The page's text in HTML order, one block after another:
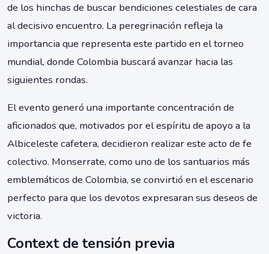
de los hinchas de buscar bendiciones celestiales de cara
al decisivo encuentro. La peregrinación refleja la
importancia que representa este partido en el torneo
mundial, donde Colombia buscará avanzar hacia las
siguientes rondas.
El evento generó una importante concentración de
aficionados que, motivados por el espíritu de apoyo a la
Albiceleste cafetera, decidieron realizar este acto de fe
colectivo. Monserrate, como uno de los santuarios más
emblemáticos de Colombia, se convirtió en el escenario
perfecto para que los devotos expresaran sus deseos de
victoria.
Context de tensión previa